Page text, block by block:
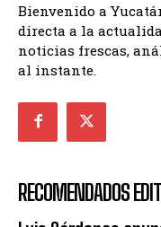
Bienvenido a
directa a la
noticias frescas,
al instante.
RECOMENDADOS